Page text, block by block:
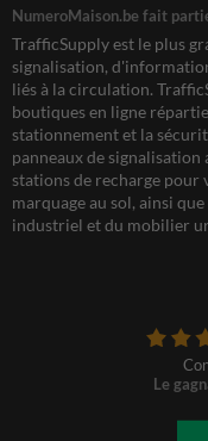
NumeroMaison.be fait
TrafficSupply est le plus
signalisation,
liés à la circulation.
boutiques en ligne
stationnement et la
panneaux de
stations de recharge pour
marquage au sol, ainsi
industriel et du mobilier
Le